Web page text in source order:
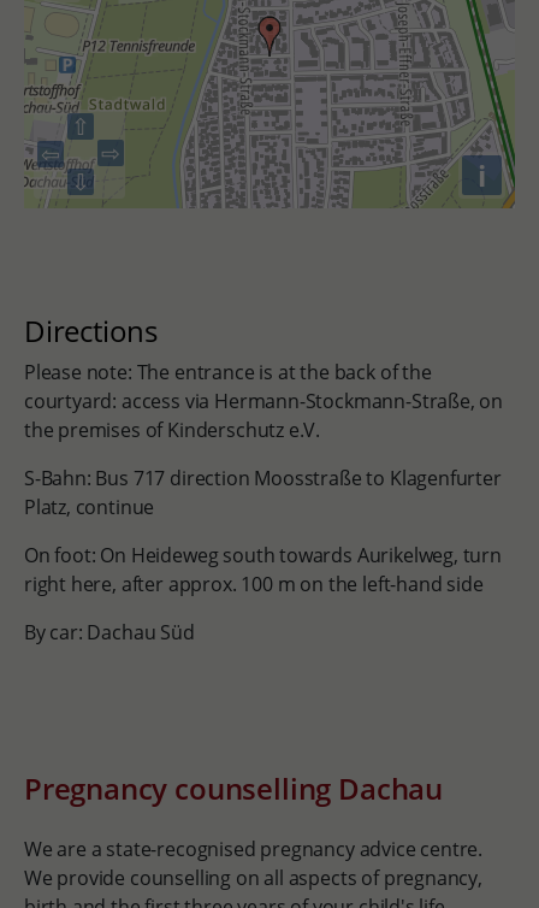
⇧
⇨
⇦
⇩
i
Directions
Please note: The entrance is at the back of the
courtyard: access via Hermann-Stockmann-Straße, on
the premises of Kinderschutz e.V.
S-Bahn: Bus 717 direction Moosstraße to Klagenfurter
Platz, continue
On foot: On Heideweg south towards Aurikelweg, turn
right here, after approx. 100 m on the left-hand side
By car: Dachau Süd
Pregnancy counselling Dachau
We are a state-recognised pregnancy advice centre.
We provide counselling on all aspects of pregnancy,